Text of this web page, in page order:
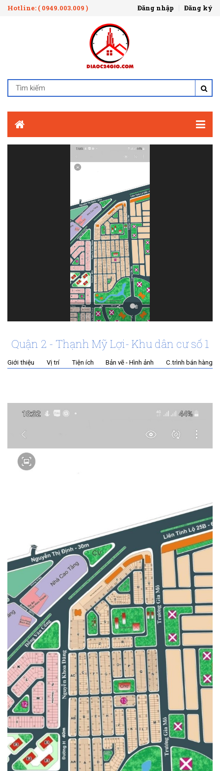
Hotline: ( 0949.003.009 ) Đăng nhập Đăng ký
Quận 2 - Thạnh Mỹ Lợi- Khu dân cư số 1
Giới thiệu Vị trí Tiện ích Bản vẽ - Hình ảnh C.trình bán hàng